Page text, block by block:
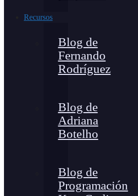
Recursos
Blog de
Fernando
Rodríguez
Blog de
Adriana
Botelho
Blog de
Programación